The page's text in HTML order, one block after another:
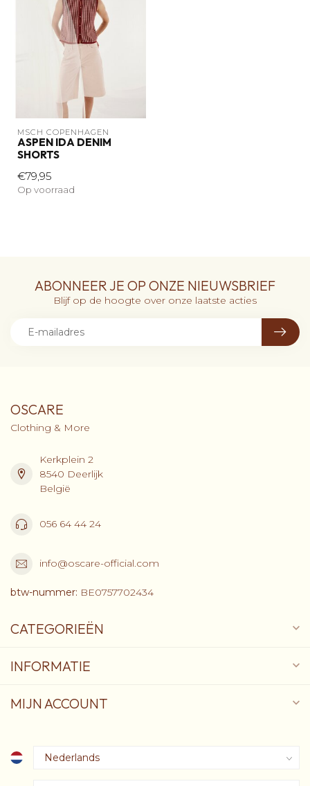
MSCH COPENHAGEN
ASPEN IDA DENIM
SHORTS
€79,95
Op voorraad
ABONNEER JE OP ONZE NIEUWSBRIEF
Blijf op de hoogte over onze laatste acties
OSCARE
Clothing & More
Kerkplein 2
8540 Deerlijk
België
056 64 44 24
info@oscare-official.com
btw-nummer: BE0757702434
CATEGORIEËN
INFORMATIE
MIJN ACCOUNT